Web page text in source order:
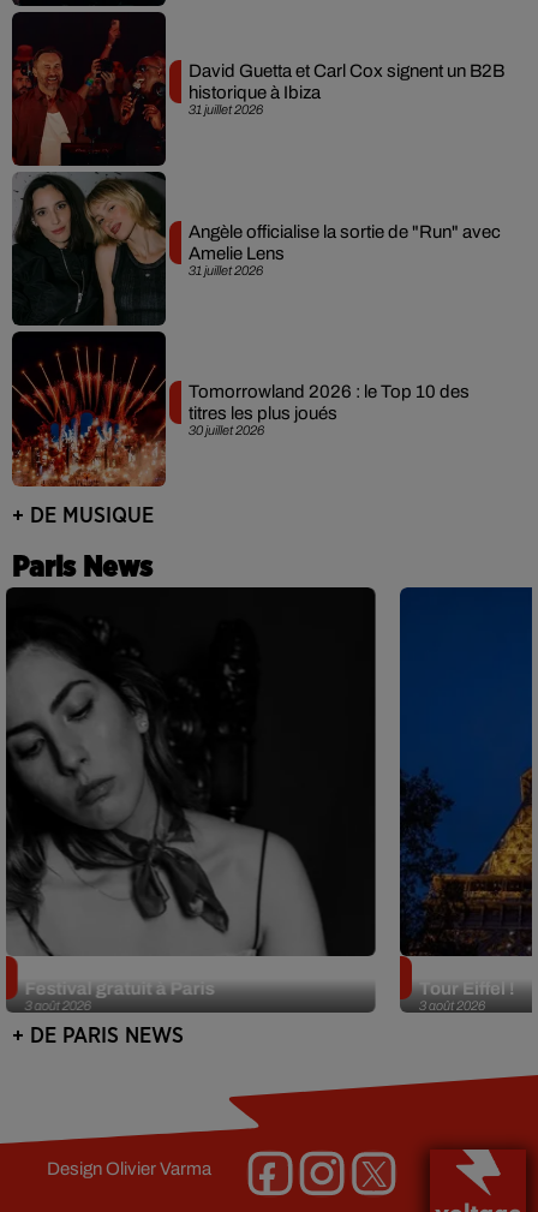
31 juillet 2026
David Guetta et Carl Cox signent un B2B
historique à Ibiza
31 juillet 2026
Angèle officialise la sortie de "Run" avec
Amelie Lens
30 juillet 2026
Tomorrowland 2026 : le Top 10 des
titres les plus joués
+ DE MUSIQUE
Paris News
3 août 2026
Festival gratuit à Paris
3 août 2026
Tour Eiffel !
+ DE PARIS NEWS
DesignOlivier Varma